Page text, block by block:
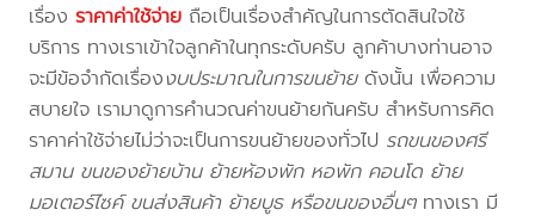
เรื่องราคาค่าใช้จ่าย ถือเป็นเรื่องสำคัญในการตัดสินใจใช้
บริการ ทางเราเข้าใจลูกค้าในทุกระดับครับ ลูกค้าบางท่านอาจ
จะมีข้อจำกัดเรื่องงบประมาณในการขนย้ายดังนั้น เพื่อความ
สบายใจ เรามาดูการคำนวณค่าขนย้ายกันครับ สำหรับการคิด
ราคาค่าใช้จ่ายไม่ว่าจะเป็นการขนย้ายของทั่วไป รถขนของศรี
สมาน ขนของย้ายบ้าน ย้ายห้องพัก หอพัก คอนโด ย้าย
มอเตอร์ไซค์ ขนส่งสินค้า ย้ายบูธ หรือขนของอื่นๆทางเรา มี